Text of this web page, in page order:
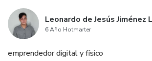
Leonardo de Jesús Jiménez
6 Año Hotmarter
emprendedor digital y físico